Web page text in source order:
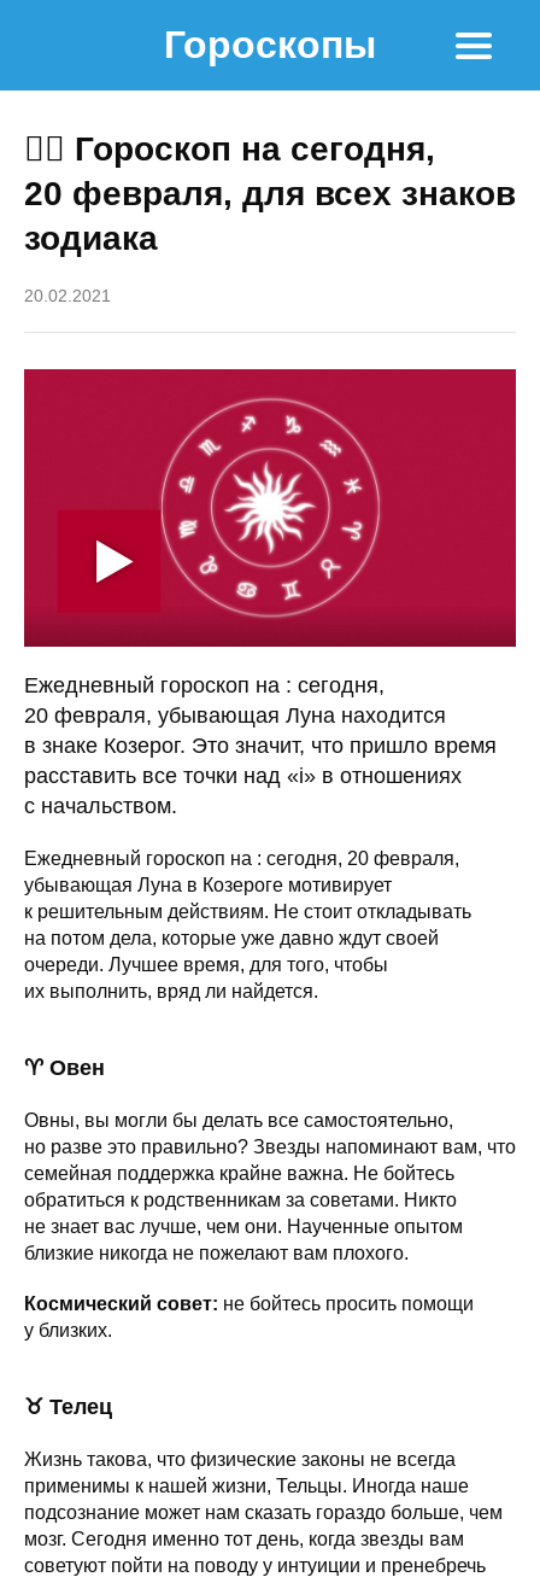
Гороскопы
🧙‍♀ Гороскоп на сегодня,
20 февраля, для всех знаков
зодиака
20.02.2021
Ежедневный гороскоп на : сегодня,
20 февраля, убывающая Луна находится
в знаке Козерог. Это значит, что пришло время
расставить все точки над «i» в отношениях
с начальством.
Ежедневный гороскоп на : сегодня, 20 февраля,
убывающая Луна в Козероге мотивирует
к решительным действиям. Не стоит откладывать
на потом дела, которые уже давно ждут своей
очереди. Лучшее время, для того, чтобы
их выполнить, вряд ли найдется.
♈ Овен
Овны, вы могли бы делать все самостоятельно,
но разве это правильно? Звезды напоминают вам, что
семейная поддержка крайне важна. Не бойтесь
обратиться к родственникам за советами. Никто
не знает вас лучше, чем они. Наученные опытом
близкие никогда не пожелают вам плохого.
Космический совет: не бойтесь просить помощи
у близких.
♉ Телец
Жизнь такова, что физические законы не всегда
применимы к нашей жизни, Тельцы. Иногда наше
подсознание может нам сказать гораздо больше, чем
мозг. Сегодня именно тот день, когда звезды вам
советуют пойти на поводу у интуиции и пренебречь